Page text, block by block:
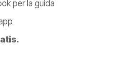
per la guida